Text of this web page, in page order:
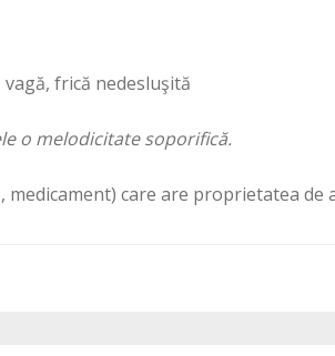
frică nedesluşită
o melodicitate soporifică.
medicament) care are proprietatea de